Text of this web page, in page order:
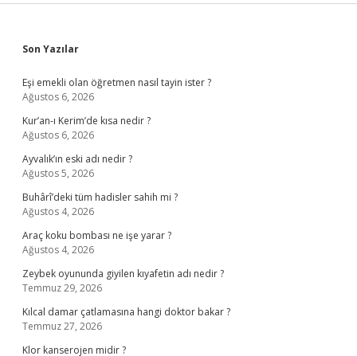
Sidebar
Son Yazılar
Eşi emekli olan öğretmen nasıl tayin ister ?
Ağustos 6, 2026
Kur’an-ı Kerim’de kısa nedir ?
Ağustos 6, 2026
Ayvalık’ın eski adı nedir ?
Ağustos 5, 2026
Buhârî’deki tüm hadisler sahih mi ?
Ağustos 4, 2026
Araç koku bombası ne işe yarar ?
Ağustos 4, 2026
Zeybek oyununda giyilen kıyafetin adı nedir ?
Temmuz 29, 2026
Kılcal damar çatlamasına hangi doktor bakar ?
Temmuz 27, 2026
Klor kanserojen midir ?